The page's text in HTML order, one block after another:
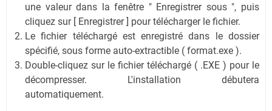
une valeur dans la fenêtre " Enregistrer sous ", puis
cliquez sur [ Enregistrer ] pour télécharger le fichier.
Le fichier téléchargé est enregistré dans le dossier
spécifié, sous forme auto-extractible ( format.exe ).
Double-cliquez sur le fichier téléchargé ( .EXE ) pour le
décompresser. L'installation débutera
automatiquement.